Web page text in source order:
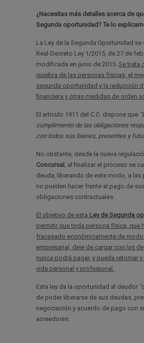
¿Nacesitas más detalles acerca de
Segunda oportunidad? Te lo
La Ley de la Segunda Oportunidad se
Real-Decreto Ley 1/2015, de 27 de
modificada en junio de 2015. Se trata
quiebra de las personas físicas; el
segunda oportunidad y la reducción
financiera y otras medidas de orden
El artículo 1911 del C.C. dispone que
cumplimiento de las obligaciones
con todos sus bienes, presentes y
No obstante, desde la nueva
Concursal
, al finalizar el proceso se
deuda, liberando de este modo, a las
no pueden hacer frente al pago de
obligaciones contractuales.
El objetivo de esta Ley de Segunda
permitir que toda persona física, que
fracasado económicamente de
empresarial, deje de cargar con las
nunca podrá pagar, y pueda retomar
vida personal y profesional.
Esta ley da la oportunidad al deudor
de poder liberarse de sus deudas,
negociación y acuerdo de pago con
acreedores.